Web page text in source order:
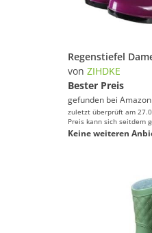
von ZIHDKE
Bester Preis
gefunden bei Amazon
zuletzt überprüft am
Preis kann sich seitdem
Keine weiteren